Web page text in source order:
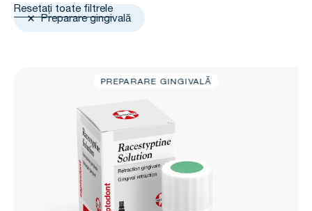
Resetați toate filtrele
Preparare gingivală
PREPARARE GINGIVALĂ